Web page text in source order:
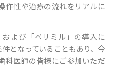
作性や治療の流れをリアルに
および「ペリミル」の導入に
となっていることもあり、今
科医師の皆様にご参加いただ